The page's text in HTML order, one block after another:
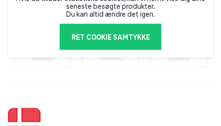
seneste besøgte produkter.
Du kan altid ændre det igen.
RET COOKIE SAMTYKKE